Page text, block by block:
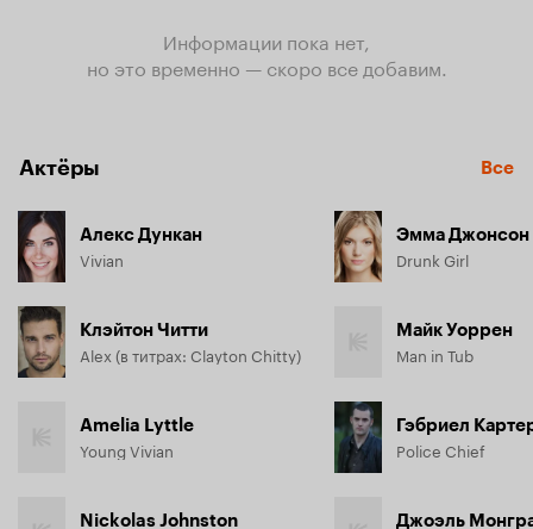
Информации пока нет,
но это временно — скоро все добавим.
Актёры Все
Алекс Дункан
Vivian
Клэйтон Читти
Alex (в титрах: Clayton Chitty)
Amelia Lyttle
Young Vivian
Nickolas Johnston
Эмма Джонсон
Drunk Girl
Майк Уоррен
Man in Tub
Гэбриел
Police Chief
Джоэль